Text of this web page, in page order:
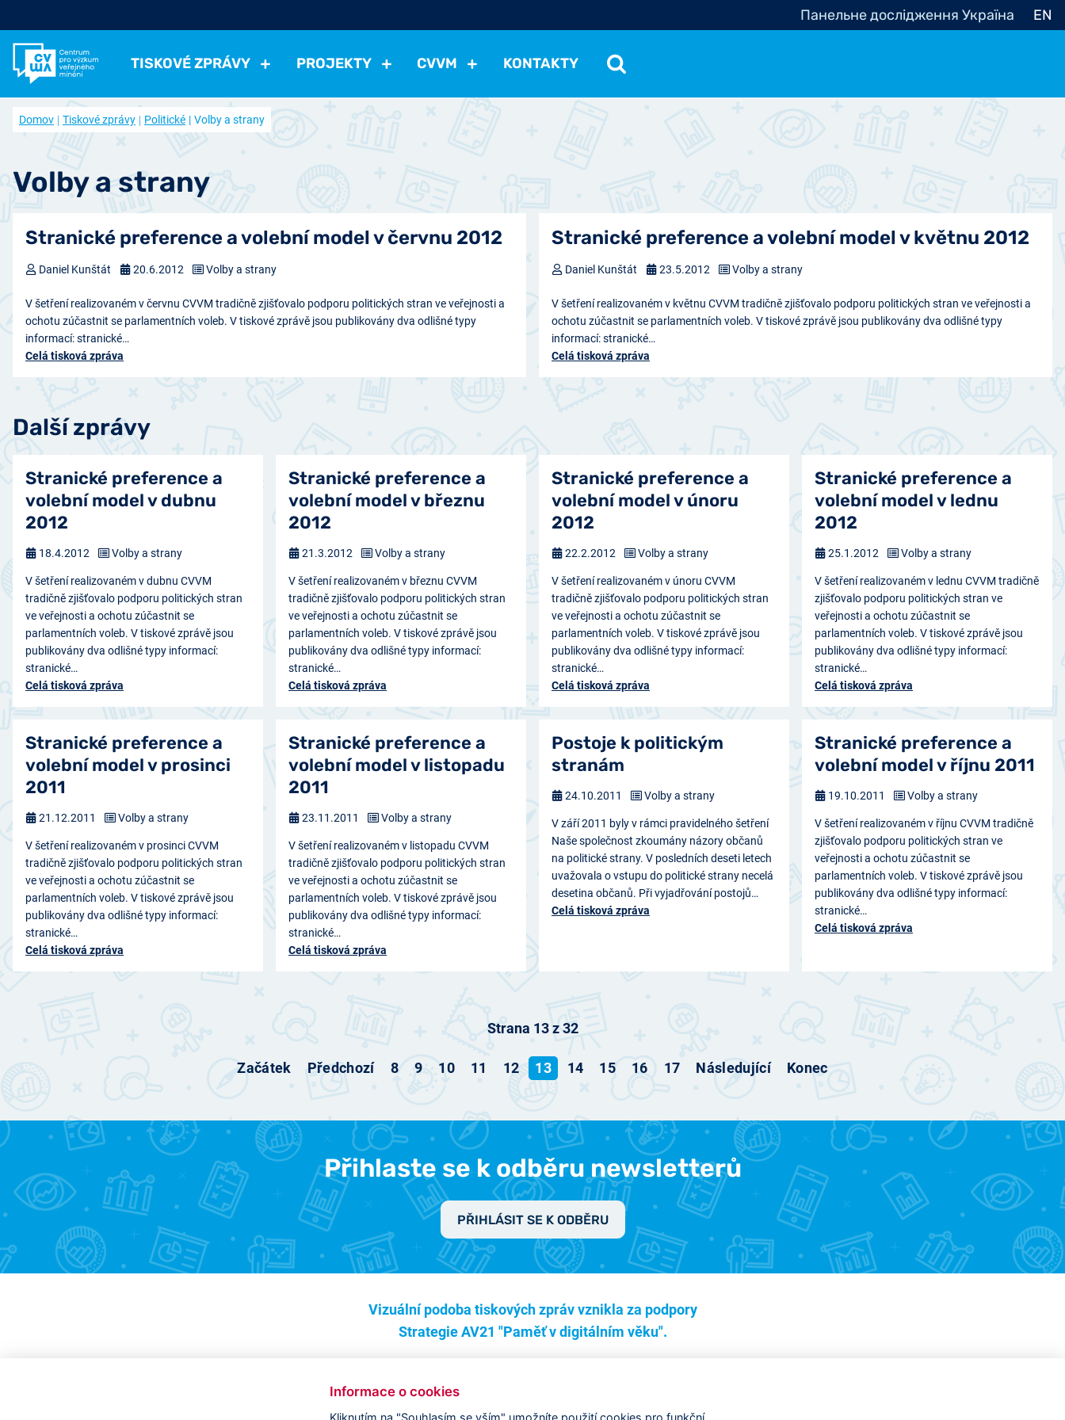
Панельне дослідження Україна EN
TISKOVÉ ZPRÁVY
Všechny tiskové zprávy
Ostatní Zdraví, volný čas Negativní jevy, bezpečnost
PROJEKTY
Všechny projekty
CVVM
Kdo jsme
Časopis naše společnost (archiv)
Přístup k datům
Spolupracujte s námi
Nabídka výzkumu
KONTAKTY
Domov Tiskové zprávy Politické Volby a strany
Volby a strany
Stranické preference a volební model v červnu 2012
V šetření realizovaném v červnu CVVM tradičně zjišťovalo podporu politických stran ve veřejnosti a
ochotu zúčastnit se parlamentních voleb. V tiskové zprávě jsou publikovány dva odlišné typy
informací: stranické…
Celá tisková zpráva
Daniel Kunštát 20.6.2012 Volby a strany
Stranické preference a volební model v květnu 2012
V šetření realizovaném v květnu CVVM tradičně zjišťovalo podporu politických stran ve veřejnosti a
ochotu zúčastnit se parlamentních voleb. V tiskové zprávě jsou publikovány dva odlišné typy
informací: stranické…
Celá tisková zpráva
Daniel Kunštát 23.5.2012 Volby a strany
Další zprávy
Stranické preference a
volební model v dubnu
2012
V šetření realizovaném v dubnu CVVM
tradičně zjišťovalo podporu politických stran
ve veřejnosti a ochotu zúčastnit se
parlamentních voleb. V tiskové zprávě jsou
publikovány dva odlišné typy informací:
stranické…
Celá tisková zpráva
18.4.2012 Volby a strany
Stranické preference a
volební model v březnu
2012
V šetření realizovaném v březnu CVVM
tradičně zjišťovalo podporu politických stran
ve veřejnosti a ochotu zúčastnit se
parlamentních voleb. V tiskové zprávě jsou
publikovány dva odlišné typy informací:
stranické…
Celá tisková zpráva
21.3.2012 Volby a strany
Stranické preference a
volební model v únoru
2012
V šetření realizovaném v únoru CVVM
tradičně zjišťovalo podporu politických stran
ve veřejnosti a ochotu zúčastnit se
parlamentních voleb. V tiskové zprávě jsou
publikovány dva odlišné typy informací:
stranické…
Celá tisková zpráva
22.2.2012 Volby a strany
Stranické preference a
volební model v lednu
2012
V šetření realizovaném v lednu CVVM tradičně
zjišťovalo podporu politických stran ve
veřejnosti a ochotu zúčastnit se
parlamentních voleb. V tiskové zprávě jsou
publikovány dva odlišné typy informací:
stranické…
Celá tisková zpráva
25.1.2012 Volby a strany
Stranické preference a
volební model v prosinci
2011
V šetření realizovaném v prosinci CVVM
tradičně zjišťovalo podporu politických stran
ve veřejnosti a ochotu zúčastnit se
parlamentních voleb. V tiskové zprávě jsou
publikovány dva odlišné typy informací:
stranické…
Celá tisková zpráva
21.12.2011 Volby a strany
Stranické preference a
volební model v listopadu
2011
V šetření realizovaném v listopadu CVVM
tradičně zjišťovalo podporu politických stran
ve veřejnosti a ochotu zúčastnit se
parlamentních voleb. V tiskové zprávě jsou
publikovány dva odlišné typy informací:
stranické…
Celá tisková zpráva
23.11.2011 Volby a strany
Postoje k politickým
stranám
V září 2011 byly v rámci pravidelného šetření
Naše společnost zkoumány názory občanů
na politické strany. V posledních deseti letech
uvažovala o vstupu do politické strany necelá
desetina občanů. Při vyjadřování postojů…
Celá tisková zpráva
24.10.2011 Volby a strany
Stranické preference a
volební model v říjnu 2011
V šetření realizovaném v říjnu CVVM tradičně
zjišťovalo podporu politických stran ve
veřejnosti a ochotu zúčastnit se
parlamentních voleb. V tiskové zprávě jsou
publikovány dva odlišné typy informací:
stranické…
Celá tisková zpráva
19.10.2011 Volby a strany
Strana 13 z 32
Začátek Předchozí 8 9 10 11 12 13 14 15 16 17 Následující Konec
Přihlaste se k odběru newsletterů
PŘIHLÁSIT SE K ODBĚRU
Vizuální podoba tiskových zpráv vznikla za podpory
Strategie AV21 "Paměť v digitálním věku".
Informace o cookies
Kliknutím na "Souhlasím se vším" umožníte použití cookies pro funkční,